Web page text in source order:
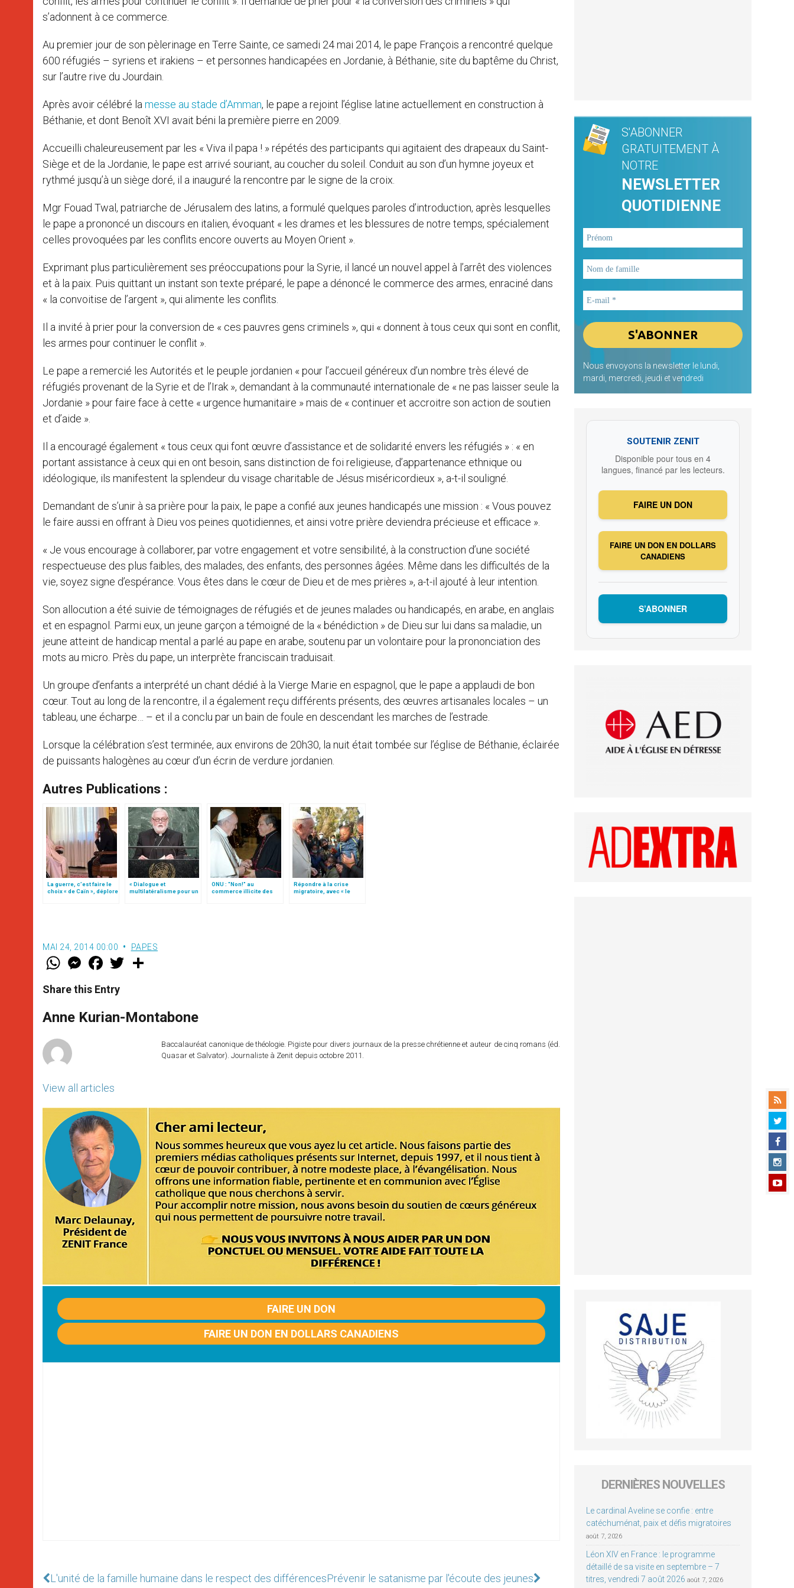
s’adonnent à ce commerce.
Au premier jour de son pèlerinage en Terre Sainte, ce samedi 24 mai 2014, le pape François a rencontré quelque
600 réfugiés – syriens et irakiens – et personnes handicapées en Jordanie, à Béthanie, site du baptême du Christ,
sur l’autre rive du Jourdain.
Après avoir célébré la messe au stade d’Amman, le pape a rejoint l’église latine actuellement en construction à
Béthanie, et dont Benoît XVI avait béni la première pierre en 2009.
Accueilli chaleureusement par les « Viva il papa ! » répétés des participants qui agitaient des drapeaux du Saint-
Siège et de la Jordanie, le pape est arrivé souriant, au coucher du soleil. Conduit au son d’un hymne joyeux et
rythmé jusqu’à un siège doré, il a inauguré la rencontre par le signe de la croix.
Mgr Fouad Twal, patriarche de Jérusalem des latins, a formulé quelques paroles d’introduction, après lesquelles
le pape a prononcé un discours en italien, évoquant « les drames et les blessures de notre temps, spécialement
celles provoquées par les conflits encore ouverts au Moyen Orient ».
Exprimant plus particulièrement ses préoccupations pour la Syrie, il lancé un nouvel appel à l’arrêt des violences
et à la paix. Puis quittant un instant son texte préparé, le pape a dénoncé le commerce des armes, enraciné dans
« la convoitise de l’argent », qui alimente les conflits.
Il a invité à prier pour la conversion de « ces pauvres gens criminels », qui « donnent à tous ceux qui sont en conflit,
les armes pour continuer le conflit ».
Le pape a remercié les Autorités et le peuple jordanien « pour l’accueil généreux d’un nombre très élevé de
réfugiés provenant de la Syrie et de l’Irak », demandant à la communauté internationale de « ne pas laisser seule la
Jordanie » pour faire face à cette « urgence humanitaire » mais de « continuer et accroitre son action de soutien
et d’aide ».
Il a encouragé également « tous ceux qui font œuvre d’assistance et de solidarité envers les réfugiés » : « en
portant assistance à ceux qui en ont besoin, sans distinction de foi religieuse, d’appartenance ethnique ou
idéologique, ils manifestent la splendeur du visage charitable de Jésus miséricordieux », a-t-il souligné.
Demandant de s’unir à sa prière pour la paix, le pape a confié aux jeunes handicapés une mission : « Vous pouvez
le faire aussi en offrant à Dieu vos peines quotidiennes, et ainsi votre prière deviendra précieuse et efficace ».
« Je vous encourage à collaborer, par votre engagement et votre sensibilité, à la construction d’une société
respectueuse des plus faibles, des malades, des enfants, des personnes âgées. Même dans les difficultés de la
vie, soyez signe d’espérance. Vous êtes dans le cœur de Dieu et de mes prières », a-t-il ajouté à leur intention.
Son allocution a été suivie de témoignages de réfugiés et de jeunes malades ou handicapés, en arabe, en anglais
et en espagnol. Parmi eux, un jeune garçon a témoigné de la « bénédiction » de Dieu sur lui dans sa maladie, un
jeune atteint de handicap mental a parlé au pape en arabe, soutenu par un volontaire pour la prononciation des
mots au micro. Près du pape, un interprète franciscain traduisait.
Un groupe d’enfants a interprété un chant dédié à la Vierge Marie en espagnol, que le pape a applaudi de bon
cœur. Tout au long de la rencontre, il a également reçu différents présents, des œuvres artisanales locales – un
tableau, une écharpe… – et il a conclu par un bain de foule en descendant les marches de l’estrade.
Lorsque la célébration s’est terminée, aux environs de 20h30, la nuit était tombée sur l’église de Béthanie, éclairée
de puissants halogènes au cœur d’un écrin de verdure jordanien.
Autres Publications :
La guerre, c’est faire le
choix « de Caïn », déplore
« Dialogue et
multilatéralisme pour un
ONU : "Non!" au
commerce illicite des
Répondre à la crise
migratoire, avec « le
MAI 24, 2014 00:00 PAPES
W
t
s
p
p
M
e
s
e
g
e
F
a
e
b
o
k
w
r
Share this Entry
Anne Kurian-Montabone
View all articles
Baccalauréat canonique de théologie. Pigiste pour divers journaux de la presse chrétienne et auteur de cinq romans (éd.
Quasar et Salvator). Journaliste à Zenit depuis octobre 2011.
FAIRE UN DON
FAIRE UN DON EN DOLLARS CANADIENS
L'unité de la famille humaine dans le respect des différencesPrévenir le satanisme par l'écoute des jeunes
S'ABONNER
GRATUITEMENT À
NOTRE
NEWSLETTER
QUOTIDIENNE
Nous envoyons la newsletter le lundi,
mardi, mercredi, jeudi et vendredi
SOUTENIR ZENIT
Disponible pour tous en 4
langues, financé par les lecteurs.
FAIRE UN DON
FAIRE UN DON EN DOLLARS
CANADIENS
S’ABONNER
DERNIÈRES NOUVELLES
Le cardinal Aveline se confie : entre
catéchuménat, paix et défis migratoires
août 7, 2026
Léon XIV en France : le programme
détaillé de sa visite en septembre – 7
titres, vendredi 7 août 2026 août 7, 2026